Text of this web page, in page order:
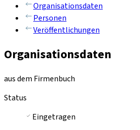
Organisationsdaten
Personen
Veröffentlichungen
Organisationsdaten
aus dem Firmenbuch
Status
Eingetragen